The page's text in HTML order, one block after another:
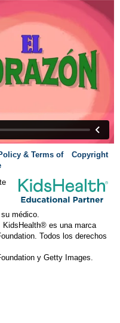
& Terms of
Copyright
médico.
KidsHealth® es una marca
Todos los derechos
y Getty Images.